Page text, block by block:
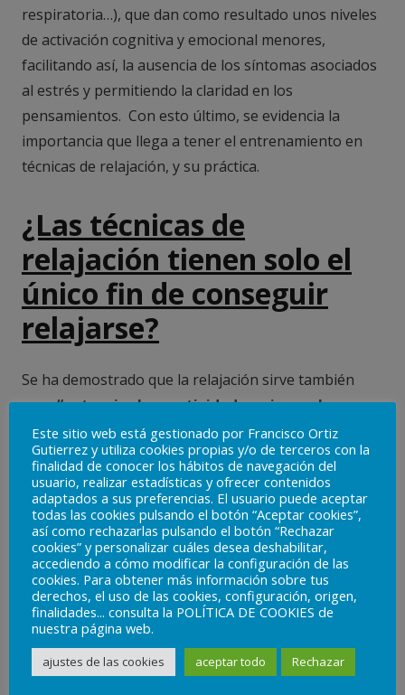
respiratoria…), que dan como resultado unos niveles
de activación cognitiva y emocional menores,
facilitando así, la ausencia de los síntomas asociados
al estrés y permitiendo la claridad en los
pensamientos. Con esto último, se evidencia la
importancia que llega a tener el entrenamiento en
técnicas de relajación, y su práctica.
¿Las técnicas de
relajación tienen solo el
único fin de conseguir
relajarse?
Se ha demostrado que la relajación sirve también
para“potenciar la creatividad, mejorar el
rendimiento, aumentar la productividad,
desarrollar la concentración, e incluso como
técnica de crecimiento personal de la conciencia”.
Esto, podría dar una mayor importancia a la
necesidad de trabajar técnicas de relajación con
aquellas personas que sufren deterioro cognitivo,
con el fin de conseguir ese estado de relajación que
beneficie la realización de actividades cognitiva.
¿Cómo conseguimos
Este sitio web está gestionado por Francisco Ortiz
Gutierrez y utiliza cookies propias y/o de terceros con la
finalidad de conocer los hábitos de navegación del
usuario, realizar estadísticas y ofrecer contenidos
adaptados a sus preferencias. El usuario puede aceptar
todas las cookies pulsando el botón “Aceptar cookies”,
así como rechazarlas pulsando el botón “Rechazar
cookies” y personalizar cuáles desea deshabilitar,
accediendo a cómo modificar la configuración de las
cookies. Para obtener más información sobre tus
derechos, el uso de las cookies, configuración, origen,
finalidades... consulta la POLÍTICA DE COOKIES de
nuestra página web.
ajustes de las cookies aceptar todo Rechazar